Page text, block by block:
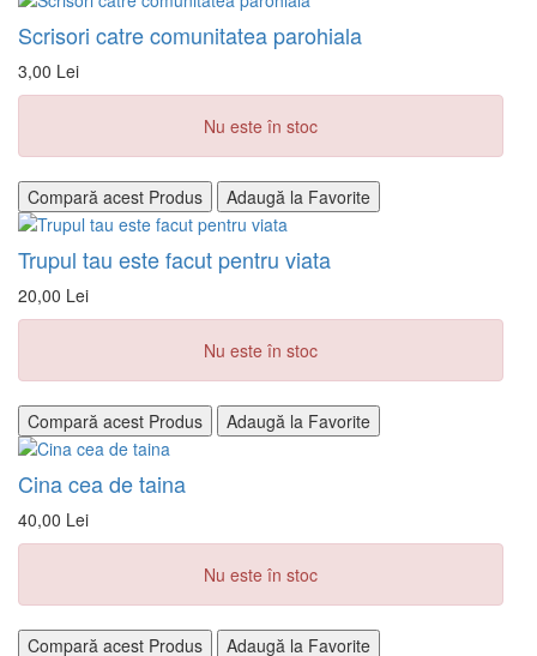
Scrisori catre comunitatea parohiala
3,00 Lei
Nu este în stoc
Compară acest Produs Adaugă la Favorite
Trupul tau este facut pentru viata
20,00 Lei
Nu este în stoc
Compară acest Produs Adaugă la Favorite
Cina cea de taina
40,00 Lei
Nu este în stoc
Compară acest Produs Adaugă la Favorite